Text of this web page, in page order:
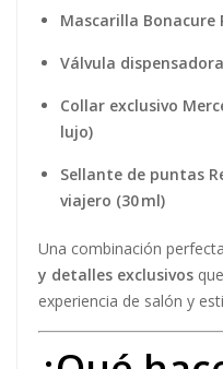
Mascarilla Bonacure
Válvula
Collar exclusivo
lujo)
Sellante de puntas
viajero (30 ml)
Una combinación
y detalles exclusivos
experiencia de salón y